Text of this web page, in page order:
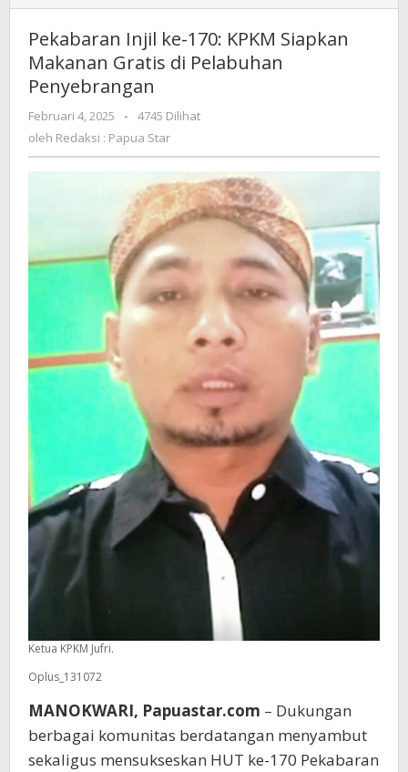
Injil
170:
KPKM
Pelabuhan
Penyebrangan
Pekabaran Injil ke-170: KPKM Siapkan
Makanan Gratis di Pelabuhan
Penyebrangan
Februari 4, 2025
oleh
Redaksi
:
Star
-
4745 Dilihat
oleh Redaksi : Papua Star
Ketua KPKM Jufri.
Oplus_131072
MANOKWARI, Papuastar.com – Dukungan
berbagai komunitas berdatangan menyambut
sekaligus mensukseskan HUT ke-170 Pekabaran